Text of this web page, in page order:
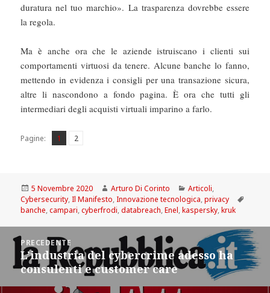
duratura nel tuo marchio». La trasparenza dovrebbe essere
la regola.
Ma è anche ora che le aziende istruiscano i clienti sui
comportamenti virtuosi da tenere. Alcune banche lo fanno,
mettendo in evidenza i consigli per una transazione sicura,
altre li nascondono a fondo pagina. È ora che tutti gli
intermediari degli acquisti virtuali imparino a farlo.
Pagine: Pagina
1 ,
Pagina
2
Scritto
il
5 Novembre 2020 Autore
Arturo Di Corinto Categorie
Articoli,
Cybersecurity,Il Manifesto,Innovazione tecnologica,privacy
banche,campari,cyberfrodi,databreach,Enel,kaspersky,kruk
Navigazione
articoliPRECEDENTE
Articolo
precedente:
L’industria del cybercrime adesso ha
consulenti e customer care